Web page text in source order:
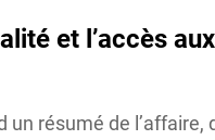
et l’accès
résumé de l’affaire,